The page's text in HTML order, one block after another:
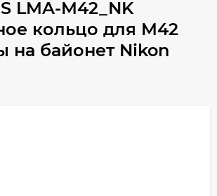
LMA-M42_NK
кольцо для M42
на байонет Nikon